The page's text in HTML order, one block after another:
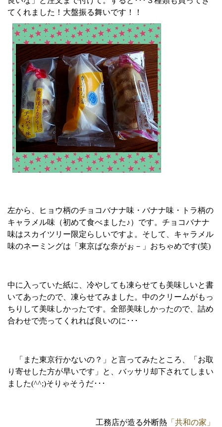
てくれました！大盤振る舞いです！！
左から、ヒョウ柄のチョコバナナ味・バナナ味・トラ柄の
キャラメル味（初めて食べました♪）です。チョコバナナ
味はスカイツリー限定らしいですよ。そして、キャラメル
味のネーミングは「東京ばな奈がぉ－」おちゃめです(笑)
中に入っていた紙に、冷やしても凍らせても美味しいと書
いてあったので、凍らせてみました。中のクリームがもっ
ちりして美味しかったです。全部美味しかったので、詰め
合わせで売ってくれれば良いのに･･･
「また東京行かないの？」と言ってみたところ、「お取
り寄せした方が早いです」と、バッサリ却下されてしまい
ました(^^;)そりゃそうだ･･･
工務店が造る外断熱 「共和の家」